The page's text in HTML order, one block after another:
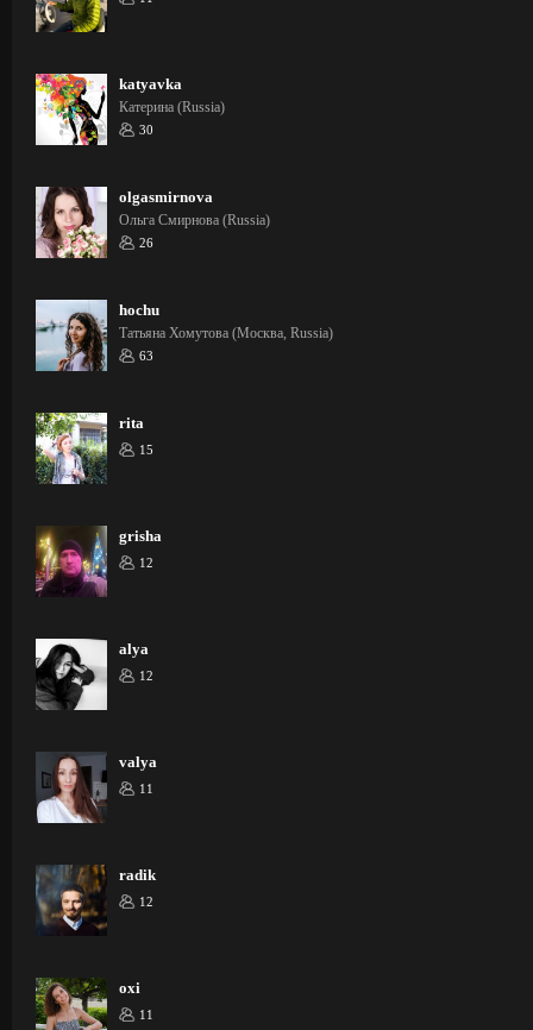
katyavka
Катерина (Russia)
30
olgasmirnova
Ольга Смирнова (Russia)
26
hochu
Татьяна Хомутова (Москва, Russia)
63
rita
15
grisha
12
alya
12
valya
11
radik
12
oxi
11